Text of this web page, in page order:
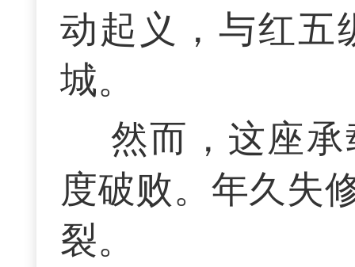
动起义，与红五
城。
然而，这座
度破败。年久失
裂。